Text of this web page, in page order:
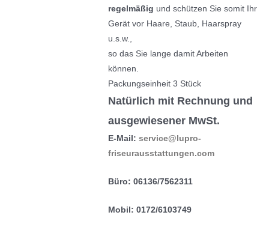
regelmäßig und schützen Sie somit Ihr
Gerät vor Haare, Staub, Haarspray
u.s.w.,
so das Sie lange damit Arbeiten
können.
Packungseinheit 3 Stück
Natürlich mit Rechnung und
ausgewiesener MwSt.
E-Mail: service@lupro-
friseurausstattungen.com
Büro: 06136/7562311
Mobil: 0172/6103749